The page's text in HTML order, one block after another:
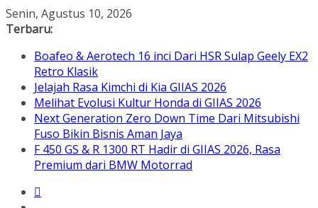
Skip
to
Senin, Agustus 10, 2026
Terbaru:
Boafeo & Aerotech 16 inci Dari HSR Sulap Geely EX2
Retro Klasik
Jelajah Rasa Kimchi di Kia GIIAS 2026
Melihat Evolusi Kultur Honda di GIIAS 2026
Next Generation Zero Down Time Dari Mitsubishi
Fuso Bikin Bisnis Aman Jaya
F 450 GS & R 1300 RT Hadir di GIIAS 2026, Rasa
Premium dari BMW Motorrad